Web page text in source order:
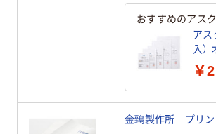
おすすめのアス
アス
￥
金鵄製作所 プリ